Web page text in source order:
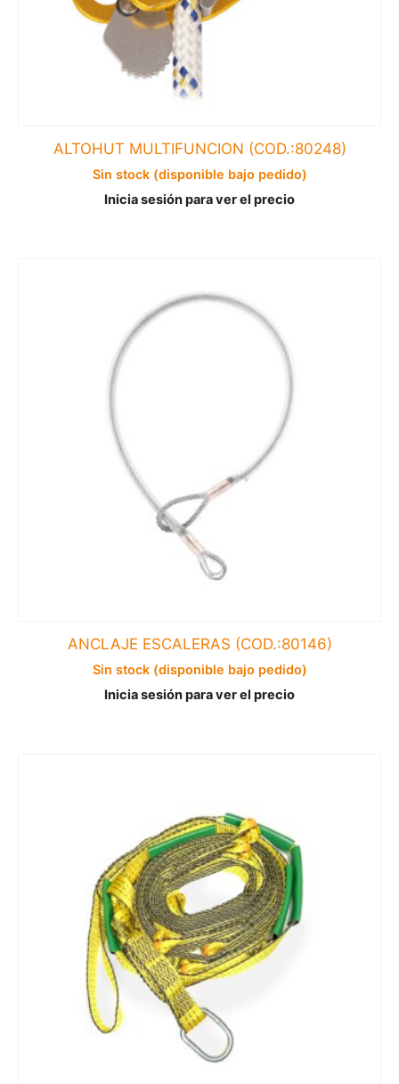
ALTOHUT MULTIFUNCION (COD.:80248)
Sin stock (disponible bajo pedido)
Inicia sesión para ver el precio
ANCLAJE ESCALERAS (COD.:80146)
Sin stock (disponible bajo pedido)
Inicia sesión para ver el precio